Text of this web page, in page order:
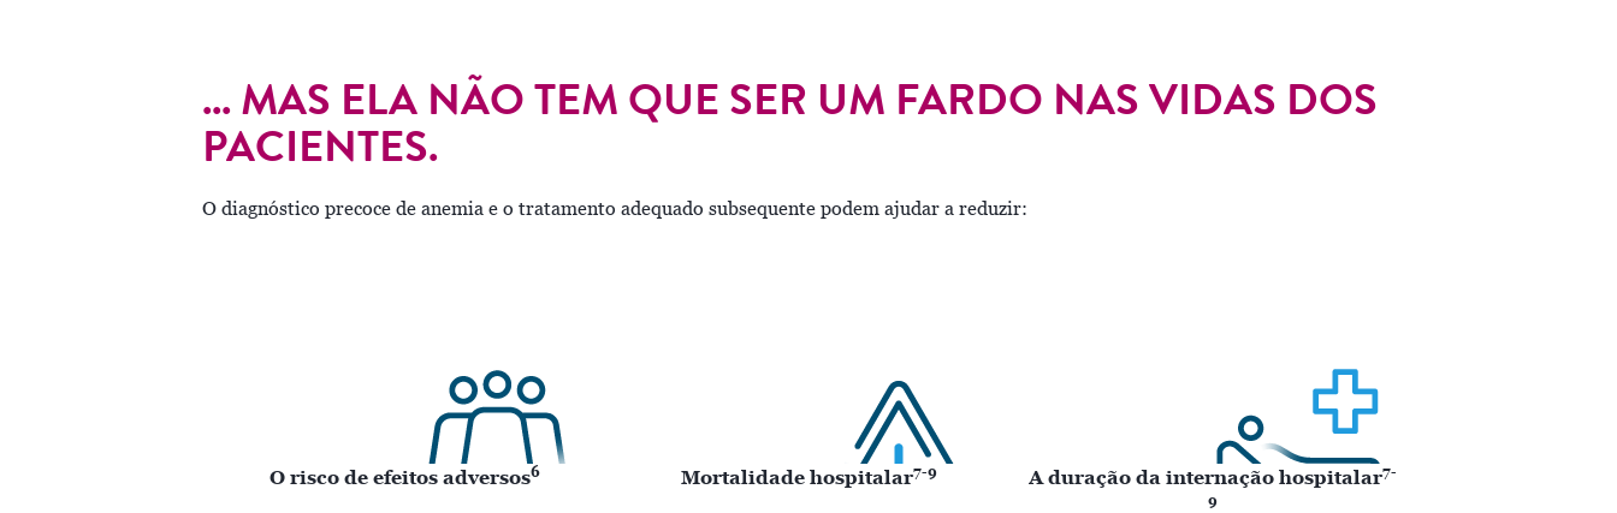
... MAS ELA NÃO TEM QUE SER UM FARDO NAS VIDAS DOS
PACIENTES.
O diagnóstico precoce de anemia e o tratamento adequado subsequente podem ajudar a reduzir:
O risco de efeitos adversos6 Mortalidade hospitalar7-9 A duração da internação hospitalar7-
9